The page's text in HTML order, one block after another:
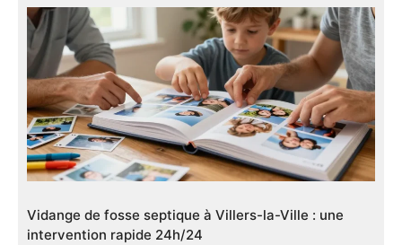
Vidange de fosse septique à Villers-la-Ville : une
intervention rapide 24h/24